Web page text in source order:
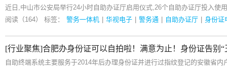
近日,中山市公安局举行24小时自助办证厅启用仪式,26个自助办证厅投入使
阅读（164） 标签： 警务一体机 华视电子 警务通 自助办证厅 身份证
[行业聚焦]合肥办身份证可以自拍啦！满意为止！身份证告别“
自助终端系统主要服务于2014年后办理身份证并进行过指纹登记的安徽省